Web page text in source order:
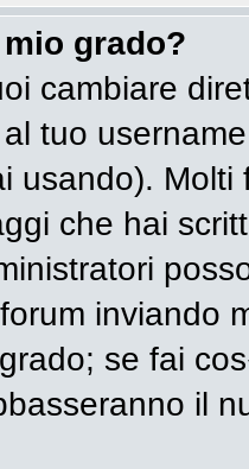
grado?
cambiare
tuo
usando).
che hai
inviando
se fai
il